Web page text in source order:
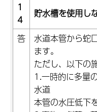
1
4
貯水槽を使用し
答
水道本管から蛇
ます。
ただし、以下の
1.一時的に多量
水道
本管の水圧低下